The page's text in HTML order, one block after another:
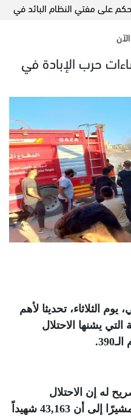
مفتي النظام البائد في سورية 24 أغسطس
حرب الإبادة في
الثلاثاء، تحديثا لأهم
يشنها الاحتلال
.
له إن الاحتلال
الصهيوني نفّذ 3,759 مجزرة، مشيرًا إلى أن 43,163 شهيداً